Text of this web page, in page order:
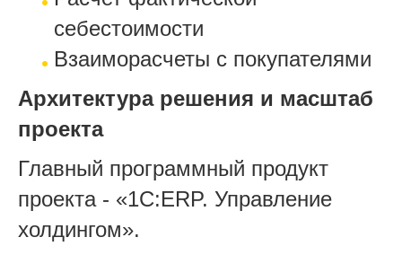
себестоимости
Взаиморасчеты с покупателями
Архитектура решения и масштаб
проекта
Главный программный продукт
проекта - «1С:ERP. Управление
холдингом».